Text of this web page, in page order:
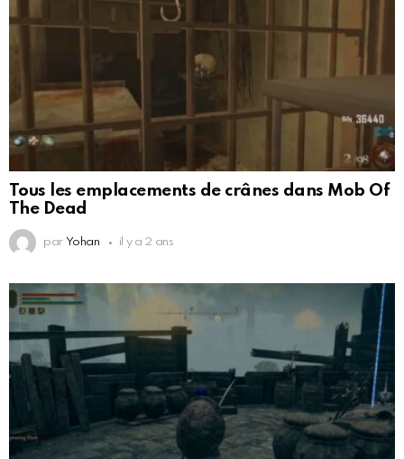
Tous les emplacements de crânes dans Mob Of
The Dead
par Yohan il y a 2 ans